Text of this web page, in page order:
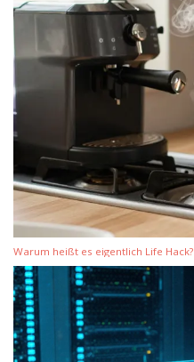
Warum heißt es eigentlich Life Hack?